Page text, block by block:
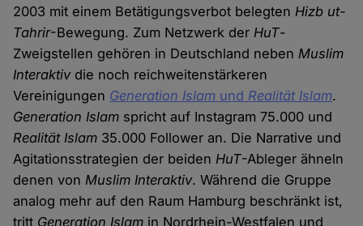
2003 mit einem Betätigungsverbot belegtenHizb ut-
Tahrir-Bewegung. Zum Netzwerk derHuT-
Zweigstellen gehören in Deutschland nebenMuslim
Interaktivdie noch reichweitenstärkeren
Vereinigungen Generation Islam und Realität Islam.
Generation Islam spricht auf Instagram 75.000 und
Realität Islam 35.000 Follower an. Die Narrative und
Agitationsstrategien der beidenHuT-Ableger ähneln
denen vonMuslim Interaktiv. Während die Gruppe
analog mehr auf den Raum Hamburg beschränkt ist,
tritt Generation Islam in Nordrhein-Westfalen und